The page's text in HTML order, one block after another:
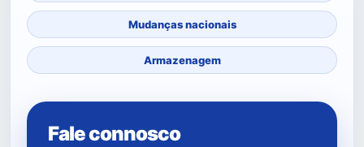
Mudanças nacionais
Armazenagem
Fale connosco